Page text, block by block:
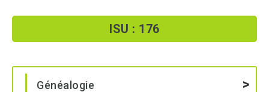
ISU : 176
Généalogie